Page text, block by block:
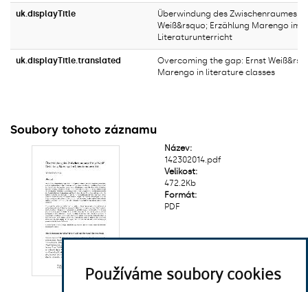
Používáme soubory cookies
uk.displayTitle
Überwindung des Zwischenraumes:
Weiß&rsquo; Erzählung Marengo im
Literaturunterricht
uk.displayTitle.translated
Overcoming the gap: Ernst
Marengo in literature classes
Soubory tohoto záznamu
Název:
142302014.pdf
Velikost:
472.2Kb
Formát:
PDF